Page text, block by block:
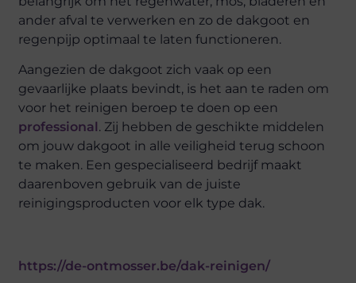
ander afval te verwerken en zo de dakgoot en
regenpijp optimaal te laten functioneren.
Aangezien de dakgoot zich vaak op een
gevaarlijke plaats bevindt, is het aan te raden om
voor het reinigen beroep te doen op een
professional . Zij hebben de geschikte middelen
om jouw dakgoot in alle veiligheid terug schoon
te maken. Een gespecialiseerd bedrijf maakt
daarenboven gebruik van de juiste
reinigingsproducten voor elk type dak.
https://de-ontmosser.be/dak-reinigen/